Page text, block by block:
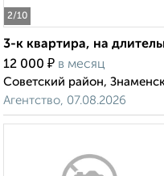
2/10
3-к квартира, на
12 000 ₽ в месяц
Советский район,
Агентство, 07.08.2026